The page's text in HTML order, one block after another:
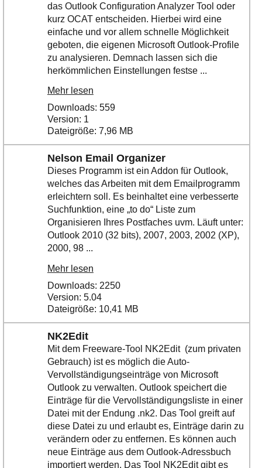
das Outlook Configuration Analyzer Tool oder
kurz OCAT entscheiden. Hierbei wird eine
einfache und vor allem schnelle Möglichkeit
geboten, die eigenen Microsoft Outlook-Profile
zu analysieren. Demnach lassen sich die
herkömmlichen Einstellungen festse ...
Mehr lesen
Downloads: 559
Version: 1
Dateigröße: 7,96 MB
Nelson Email Organizer
Dieses Programm ist ein Addon für Outlook,
welches das Arbeiten mit dem Emailprogramm
erleichtern soll. Es beinhaltet eine verbesserte
Suchfunktion, eine „to do“ Liste zum
Organisieren Ihres Postfaches uvm. Läuft unter:
Outlook 2010 (32 bits), 2007, 2003, 2002 (XP),
2000, 98 ...
Mehr lesen
Downloads: 2250
Version: 5.04
Dateigröße: 10,41 MB
NK2Edit
Mit dem Freeware-Tool NK2Edit (zum privaten
Gebrauch) ist es möglich die Auto-
Vervollständigungseinträge von Microsoft
Outlook zu verwalten. Outlook speichert die
Einträge für die Vervollständigungsliste in einer
Datei mit der Endung .nk2. Das Tool greift auf
diese Datei zu und erlaubt es, Einträge darin zu
verändern oder zu entfernen. Es können auch
neue Einträge aus dem Outlook-Adressbuch
importiert werden. Das Tool NK2Edit gibt es